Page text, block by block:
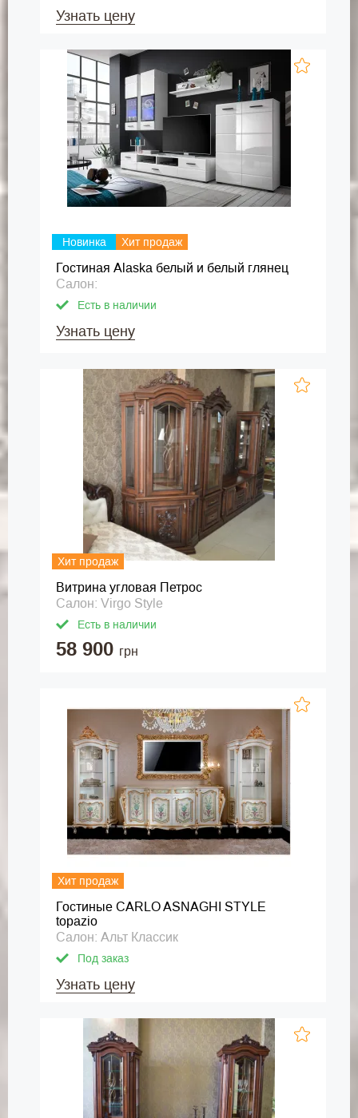
Узнать цену
Новинка Хит продаж
Гостиная Alaska белый и белый глянец
Салон:
Есть в наличии
Узнать цену
Хит продаж
Витрина угловая Петрос
Салон: Virgo Style
Есть в наличии
58 900 грн
Хит продаж
Гостиные CARLO ASNAGHI STYLE
topazio
Салон: Альт Классик
Под заказ
Узнать цену